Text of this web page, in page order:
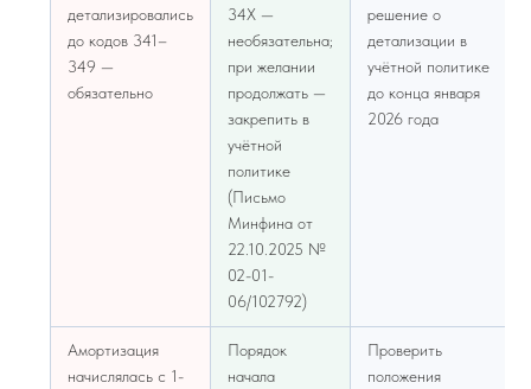
детализировались
до кодов 341–
349 —
обязательно
34Х —
необязательна;
при желании
продолжать —
закрепить в
учётной
политике
(Письмо
Минфина от
22.10.2025 №
02-01-
06/102792)
решение о
детализации в
учётной политике
до конца января
2026 года
Амортизация
начислялась с 1-
Порядок
начала
Проверить
положения